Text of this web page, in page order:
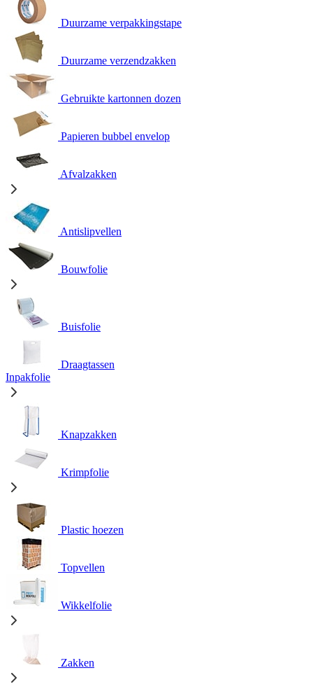
Duurzame verpakkingstape
Duurzame verzendzakken
Gebruikte kartonnen dozen
Papieren bubbel envelop
Afvalzakken
Antislipvellen
Bouwfolie
Buisfolie
Draagtassen
Inpakfolie
Knapzakken
Krimpfolie
Plastic hoezen
Topvellen
Wikkelfolie
Zakken